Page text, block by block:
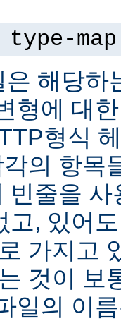
type-
해당하
형에 대
형식
의 항목
빈줄을
고, 있어
가지고
것이 보
일의 이